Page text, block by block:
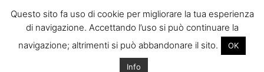
ITALIANI A
LONDRA
Il blog degli Italiani nella rebel city
Home Eventi, Svago and More
Trasferirsi a Londra: perché? Le
Questo sito fa uso di cookie per migliorare la tua esperienza
di navigazione. Accettando l’uso si può continuare la
navigazione; altrimenti si può abbandonare il sito.
OK
Info